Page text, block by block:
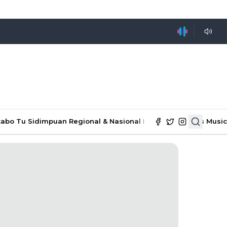
Tu Sidimpuan Regional & Nasional Ekonomi & Bisnis Music